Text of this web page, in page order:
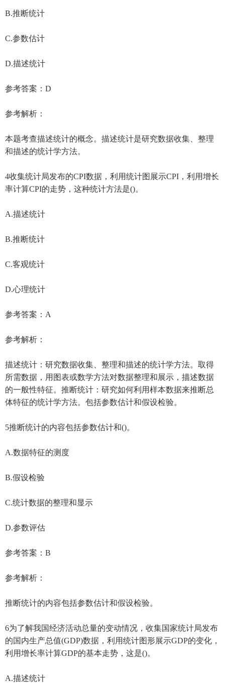
B.推断统计
C.参数估计
D.描述统计
参考答案：D
参考解析：
本题考查描述统计的概念。描述统计是研究数据收集、整理
和描述的统计学方法。
4收集统计局发布的CPI数据，利用统计图展示CPI，利用增长
率计算CPI的走势，这种统计方法是()。
A.描述统计
B.推断统计
C.客观统计
D.心理统计
参考答案：A
参考解析：
描述统计：研究数据收集、整理和描述的统计学方法。取得
所需数据，用图表或数学方法对数据整理和展示，描述数据
的一般性特征。推断统计：研究如何利用样本数据来推断总
体特征的统计学方法。包括参数估计和假设检验。
5推断统计的内容包括参数估计和()。
A.数据特征的测度
B.假设检验
C.统计数据的整理和显示
D.参数评估
参考答案：B
参考解析：
推断统计的内容包括参数估计和假设检验。
6为了解我国经济活动总量的变动情况，收集国家统计局发布
的国内生产总值(GDP)数据，利用统计图形展示GDP的变化，
利用增长率计算GDP的基本走势，这是()。
A.描述统计